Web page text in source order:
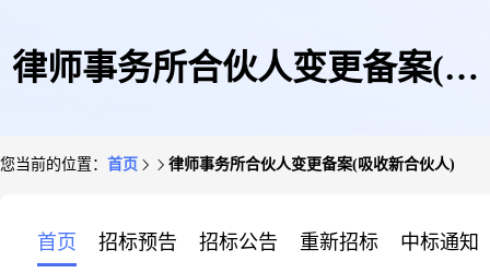
律师事务所合伙人变更备案(吸
您当前的位置： 首页 律师事务所合伙人变更备案(吸收新合伙人)
首页 招标预告 招标公告 重新招标 中标通知